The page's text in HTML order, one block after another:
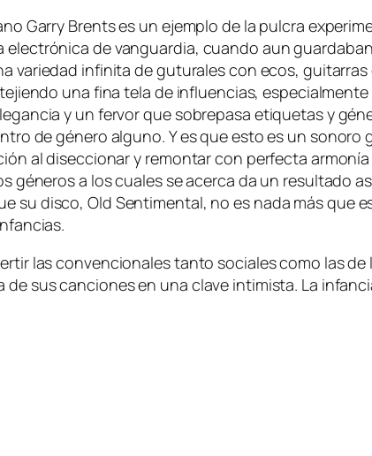
Garry Brents es un ejem­plo de la pul­cra
elec­tró­ni­ca de van­guar­dia, cuan­do aun
va­rie­dad in­fi­ni­ta de gu­tu­ra­les con ecos,
una fi­na te­la de in­fluen­cias,
y un fer­vor que so­bre­pa­sa eti­que­tas y
de gé­ne­ro al­guno. Y es que es­to es un so­no­ro
al di­sec­cio­nar y re­mon­tar con per­fec­ta
gé­ne­ros a los cua­les se acer­ca da un re­sul­ta­do
su dis­co, Old Sentimental, no es na­da más
las con­ven­cio­na­les tan­to so­cia­les co­mo las
sus can­cio­nes en una cla­ve in­ti­mis­ta. La